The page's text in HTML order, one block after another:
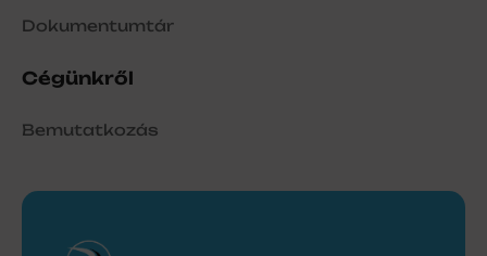
Dokumentumtár
Cégünkről
Bemutatkozás